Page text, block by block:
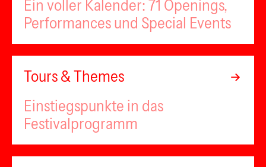
Ein voller Kalender: 71 Openings,
Performances und Special Events
Tours & Themes
Einstiegspunkte in das
Festivalprogramm